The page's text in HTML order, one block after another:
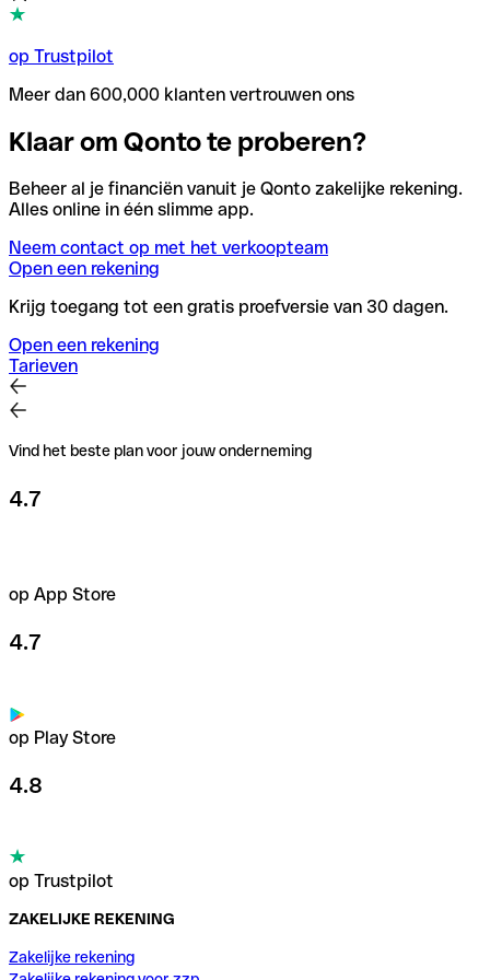
op Trustpilot
Meer dan 600,000 klanten vertrouwen ons
Klaar om Qonto te proberen?
Beheer al je financiën vanuit je Qonto zakelijke rekening.
Alles online in één slimme app.
Neem contact op met het verkoopteam
Open een rekening
Krijg toegang tot een gratis proefversie van 30 dagen.
Open een rekening
Tarieven
Vind het beste plan voor jouw onderneming
4.7
op App Store
4.7
op Play Store
4.8
op Trustpilot
ZAKELIJKE REKENING
Zakelijke rekening